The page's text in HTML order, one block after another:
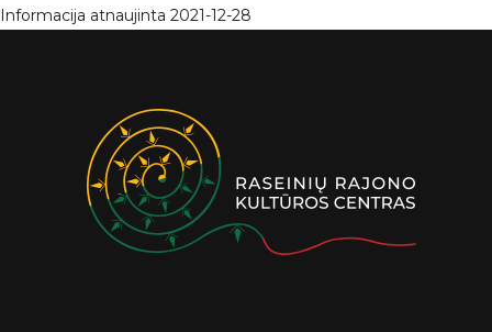
Informacija atnaujinta 2021-12-28